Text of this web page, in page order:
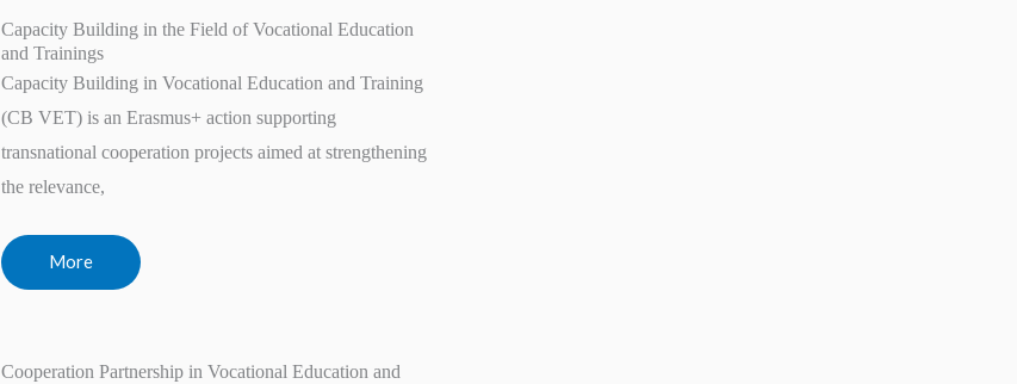
Capacity Building in the Field of Vocational Education
and Trainings
Capacity Building in Vocational Education and Training
(CB VET) is an Erasmus+ action supporting
transnational cooperation projects aimed at strengthening
the relevance,
More
Cooperation Partnership in Vocational Education and